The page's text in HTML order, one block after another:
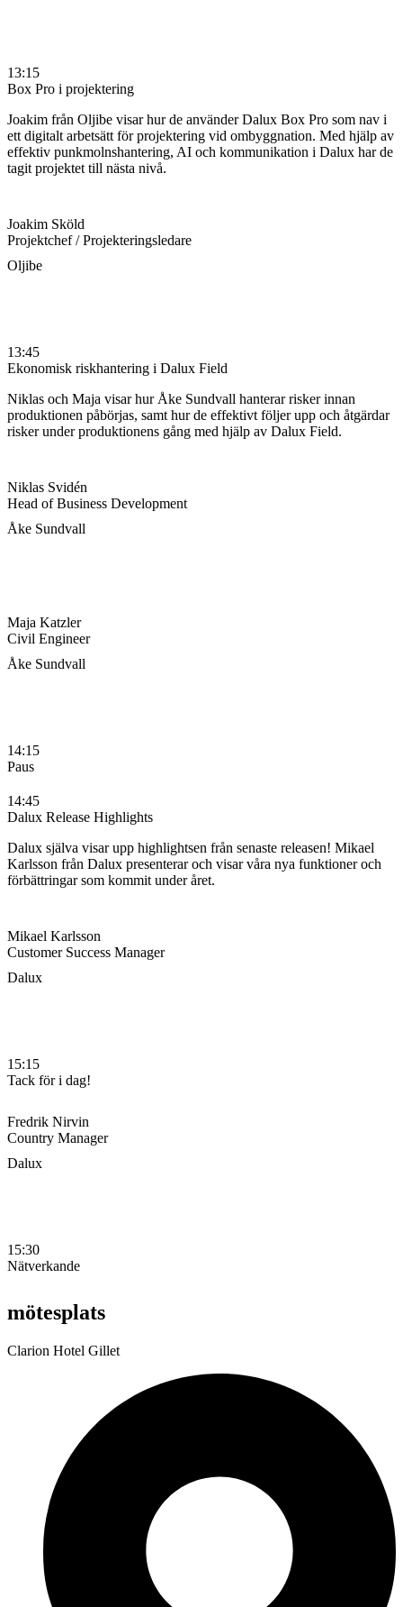
13:15
Box Pro i projektering
Joakim från Oljibe visar hur de använder Dalux Box Pro som nav i
ett digitalt arbetsätt för projektering vid ombyggnation. Med hjälp av
effektiv punkmolnshantering, AI och kommunikation i Dalux har de
tagit projektet till nästa nivå.
Joakim Sköld
Projektchef / Projekteringsledare
Oljibe
13:45
Ekonomisk riskhantering i Dalux Field
Niklas och Maja visar hur Åke Sundvall hanterar risker innan
produktionen påbörjas, samt hur de effektivt följer upp och åtgärdar
risker under produktionens gång med hjälp av Dalux Field.
Niklas Svidén
Head of Business Development
Åke Sundvall
Maja Katzler
Civil Engineer
Åke Sundvall
14:15
Paus
14:45
Dalux Release Highlights
Dalux själva visar upp highlightsen från senaste releasen! Mikael
Karlsson från Dalux presenterar och visar våra nya funktioner och
förbättringar som kommit under året.
Mikael Karlsson
Customer Success Manager
Dalux
15:15
Tack för i dag!
Fredrik Nirvin
Country Manager
Dalux
15:30
Nätverkande
mötesplats
Clarion Hotel Gillet